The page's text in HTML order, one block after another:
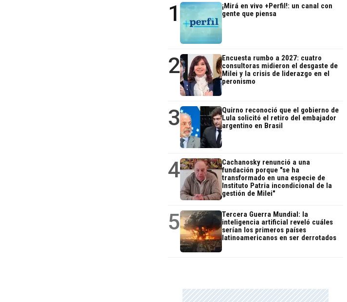
1
¡Mirá en vivo +Perfil!: un canal con
gente que piensa
2
Encuesta rumbo a 2027: cuatro
consultoras midieron el desgaste de
Milei y la crisis de liderazgo en el
peronismo
3
Quirno reconoció que el gobierno de
Lula solicitó el retiro del embajador
argentino en Brasil
4
Cachanosky renunció a una
fundación porque "se ha
transformado en una especie de
Instituto Patria incondicional de la
gestión de Milei"
5
Tercera Guerra Mundial: la
inteligencia artificial reveló cuáles
serían los primeros países
latinoamericanos en ser derrotados